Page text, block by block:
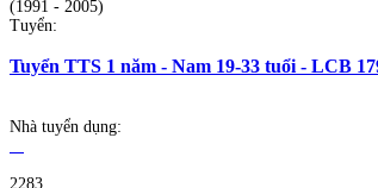
(1991 - 2005)
Tuyển:
Tuyển TTS 1 năm - Nam 19-33 tuổi - LCB
Nhà tuyển dụng:
2283